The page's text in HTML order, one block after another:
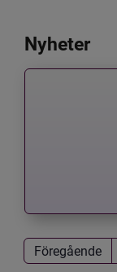
Nyheter
Föregående